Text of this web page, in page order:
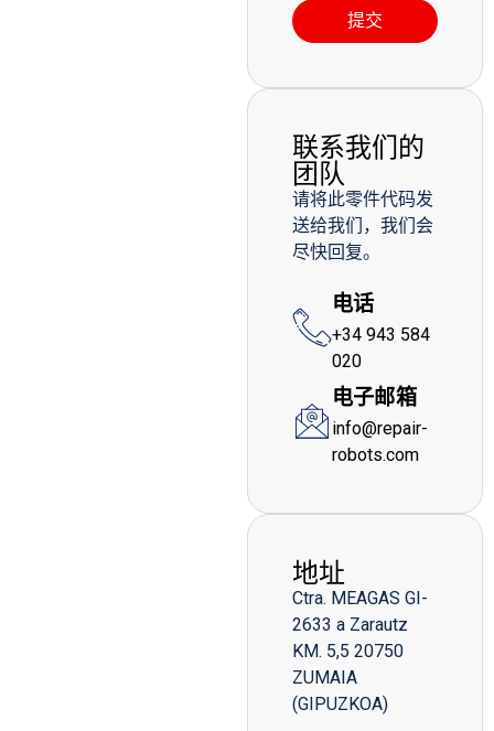
提交
联系我们的
团队
请将此零件代码发
送给我们，我们会
尽快回复。
电话
+34 943 584
020
电子邮箱
info@repair-
robots.com
地址
Ctra. MEAGAS GI-
2633 a Zarautz
KM. 5,5 20750
ZUMAIA
(GIPUZKOA)